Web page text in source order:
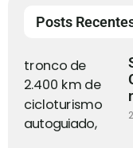
Posts